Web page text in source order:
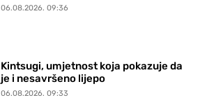
06.08.2026. 09:36
Kintsugi, umjetnost koja pokazuje da
je i nesavršeno lijepo
06.08.2026. 09:33